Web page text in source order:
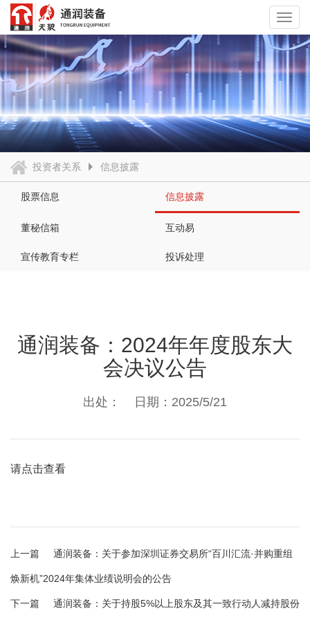
投资者关系 信息披露
股票信息 信息披露
董秘信箱 互动易
宣传教育专栏 投诉处理
通润装备：2024年年度股东大
会决议公告
出处： 日期：2025/5/21
请点击查看
上一篇 通润装备：关于参加深圳证券交易所“百川汇流·并购重组
焕新机”2024年集体业绩说明会的公告
下一篇 通润装备：关于持股5%以上股东及其一致行动人减持股份